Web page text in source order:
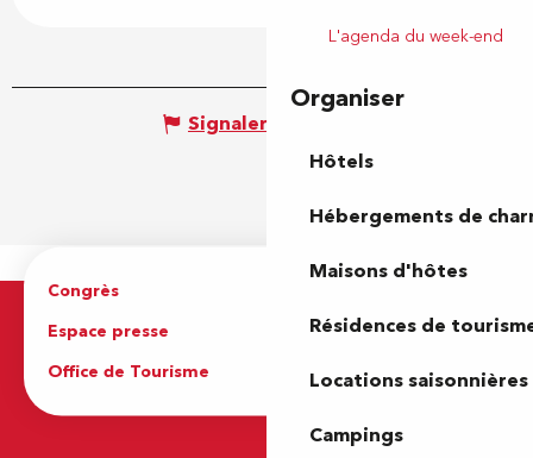
L'agenda du week-end
Organiser
Hôtels
Hébergements de
Maisons d'hôtes
Résidences de
Locations saisonnières
Campings
Signaler une erreur
Congrès
Espace presse
Brochures
Office de Tourisme